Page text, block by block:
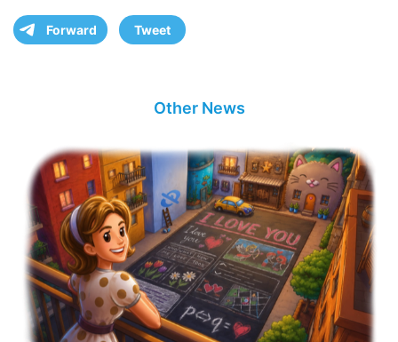
Forward Tweet
Other News